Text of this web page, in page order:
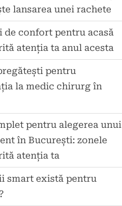
lansarea unei rachete
de confort pentru acasă
atenția ta anul acesta
pentru
la medic chirurg în
pentru alegerea unui
în București: zonele
atenția ta
smart există pentru